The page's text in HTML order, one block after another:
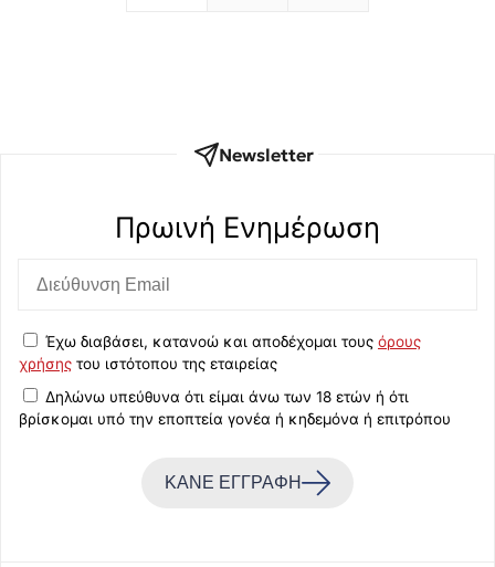
Newsletter
Πρωινή Eνημέρωση
Έχω διαβάσει, κατανοώ και αποδέχομαι τους όρους
χρήσης του ιστότοπου της εταιρείας
Δηλώνω υπεύθυνα ότι είμαι άνω των 18 ετών ή ότι
βρίσκομαι υπό την εποπτεία γονέα ή κηδεμόνα ή επιτρόπου
ΚΑΝΕ ΕΓΓΡΑΦΗ